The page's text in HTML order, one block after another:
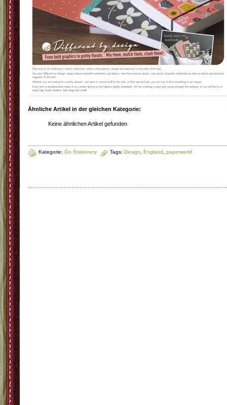
Ähnliche Artikel in der gleichen Kategorie:
Keine ähnlichen Artikel gefunden
Kategorie: Go Stationery Tags: Design England paperworld